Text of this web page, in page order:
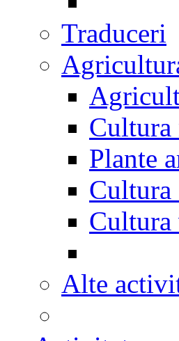
Traduceri
Plante
Alte